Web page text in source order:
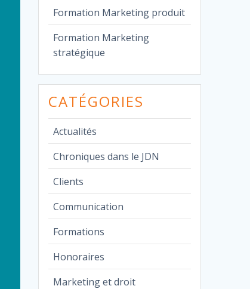
Formation Marketing produit
Formation Marketing
stratégique
CATÉGORIES
Actualités
Chroniques dans le JDN
Clients
Communication
Formations
Honoraires
Marketing et droit